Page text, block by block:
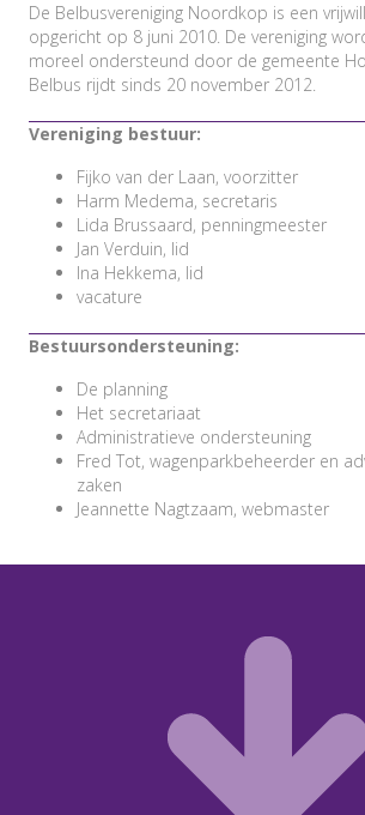
De Belbusvereniging Noordkop is een
opgericht op 8 juni 2010. De vereniging
moreel ondersteund door de gemeente
Belbus rijdt sinds 20 november 2012.
Vereniging bestuur:
Fijko van der Laan, voorzitter
Harm Medema, secretaris
Lida Brussaard, penningmeester
Jan Verduin, lid
Ina Hekkema, lid
vacature
Bestuursondersteuning:
De planning
Het secretariaat
Administratieve ondersteuning
Fred Tot, wagenparkbeheerder en
zaken
Jeannette Nagtzaam, webmaster